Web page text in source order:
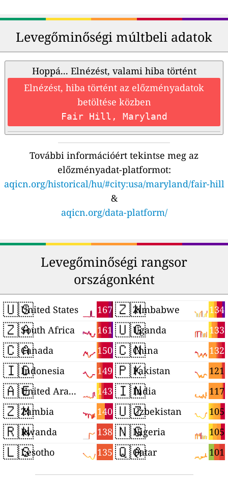
Levegőminőségi múltbeli adatok
Hoppá... Elnézést, valami hiba történt
Elnézést, hiba történt az előzményadatok
betöltése közben
Fair Hill, Maryland
További információért tekintse meg az
előzményadat-platformot:
aqicn.org/historical/hu/#city:usa/maryland/fair-hill
&
aqicn.org/data-platform/
Levegőminőségi rangsor
országonként
🇺🇸 167
United States
🇿🇦 161
South Africa
🇨🇦 150
Canada
🇮🇩 149
Indonesia
🇦🇪 143
United Arab Emirates
🇿🇲 140
Zambia
🇷🇼 138
Rwanda
🇱🇸 135
Lesotho
🇿🇼 134
Zimbabwe
🇺🇬 133
Uganda
🇨🇳 132
China
🇵🇰 121
Pakistan
🇮🇳 117
India
🇺🇿 105
Uzbekistan
🇳🇬 105
Nigeria
🇶🇦 101
Qatar